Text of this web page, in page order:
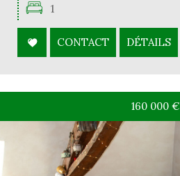
1
CONTACT DÉTAILS
160 000 €